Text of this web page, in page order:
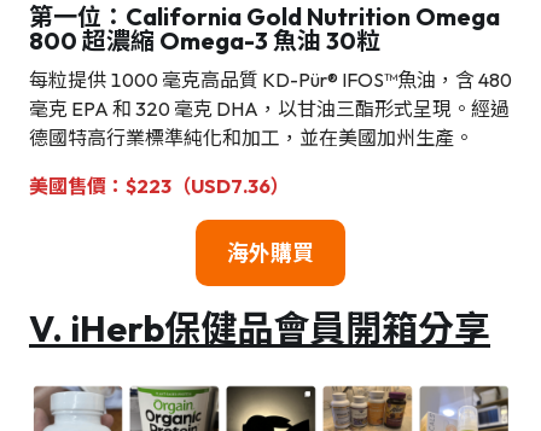
第一位：California Gold Nutrition Omega
800 超濃縮 Omega-3 魚油 30粒
每粒提供 1000 毫克高品質 KD-Pür® IFOS™魚油，含 480
毫克 EPA 和 320 毫克 DHA，以甘油三酯形式呈現。經過
德國特高行業標準純化和加工，並在美國加州生產。
美國 售價：$223（USD7.36）
海外購買
V. iHerb保健品會員開箱分享